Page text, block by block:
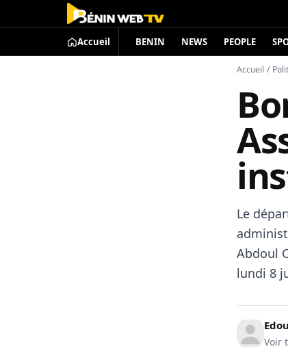
Accueil BENIN NEWS PEOPLE
Accueil /
​Le
Abdoul
lundi 8
Voir